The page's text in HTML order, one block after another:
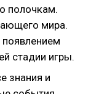
полочкам.
мира.
стадии игры.
знания и